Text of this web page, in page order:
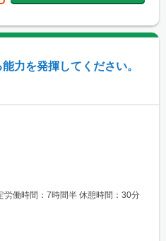
力を発揮してください。
働時間：7時間半 休憩時間：30分